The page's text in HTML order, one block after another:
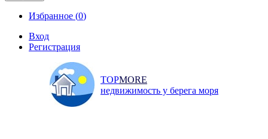
Избранное (0)
Вход
Регистрация
TOPMORE
недвижимость у берега моря